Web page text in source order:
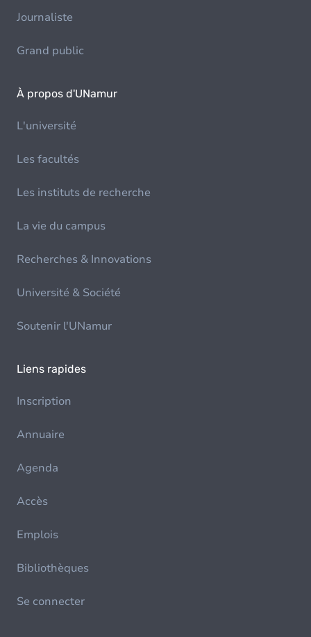
Journaliste
Grand public
À propos d'UNamur
L'université
Les facultés
Les instituts de recherche
La vie du campus
Recherches & Innovations
Université & Société
Soutenir l'UNamur
Liens rapides
Inscription
Annuaire
Agenda
Accès
Emplois
Bibliothèques
Se connecter